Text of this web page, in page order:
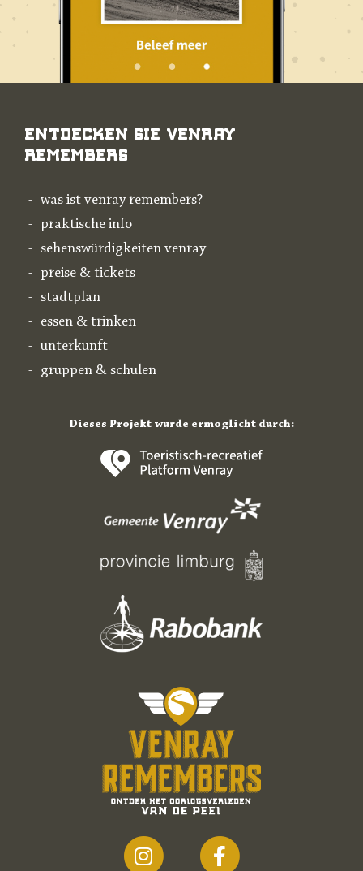
Entdecken Sie Venray
Remembers
was ist venray remembers?
praktische info
sehenswürdigkeiten venray
preise & tickets
stadtplan
essen & trinken
unterkunft
gruppen & schulen
Dieses Projekt wurde ermöglicht durch: